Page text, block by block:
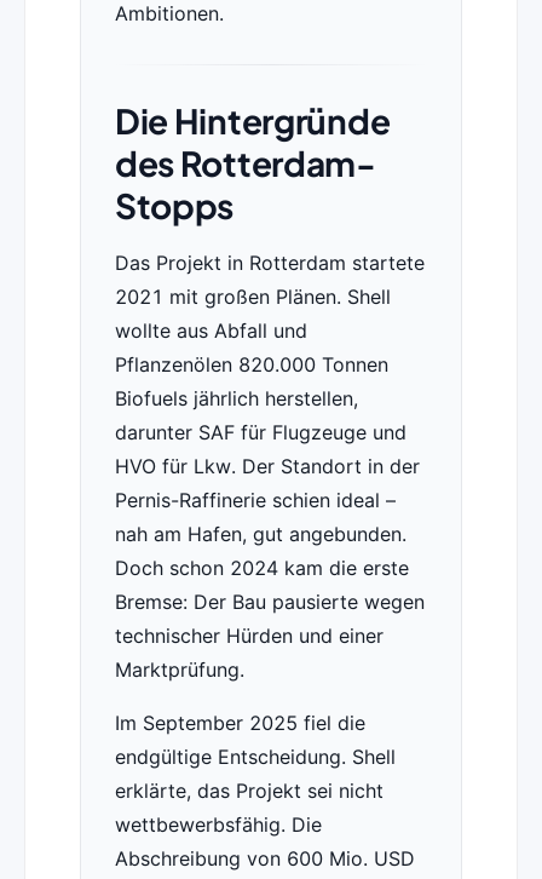
Ambitionen.
Die Hintergründe
des Rotterdam-
Stopps
Das Projekt in Rotterdam startete
2021 mit großen Plänen. Shell
wollte aus Abfall und
Pflanzenölen 820.000 Tonnen
Biofuels jährlich herstellen,
darunter SAF für Flugzeuge und
HVO für Lkw. Der Standort in der
Pernis-Raffinerie schien ideal –
nah am Hafen, gut angebunden.
Doch schon 2024 kam die erste
Bremse: Der Bau pausierte wegen
technischer Hürden und einer
Marktprüfung.
Im September 2025 fiel die
endgültige Entscheidung. Shell
erklärte, das Projekt sei nicht
wettbewerbsfähig. Die
Abschreibung von 600 Mio. USD